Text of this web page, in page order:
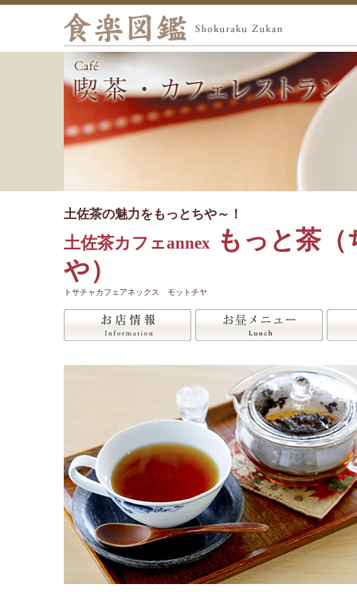
土佐茶の魅力をもっとちや～！
土佐茶カフェannex もっと茶（
や）
トサチャカフェアネックス モットチヤ